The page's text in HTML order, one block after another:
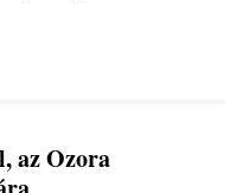
az Ozora